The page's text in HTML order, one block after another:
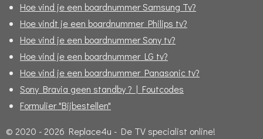
Hoe vind je een boardnummer Samsung Tv?
Hoe vindt je een boardnummer Philips tv?
Hoe vind je een boardnummer Sony tv?
Hoe vind je een boardnummer LG tv?
Hoe vind je een boardnummer Panasonic tv?
Sony Bravia geen standby ? | Foutcodes
Formulier "Bijbestellen"
© 2020 - 2026 Replace4u - De TV specialist online!